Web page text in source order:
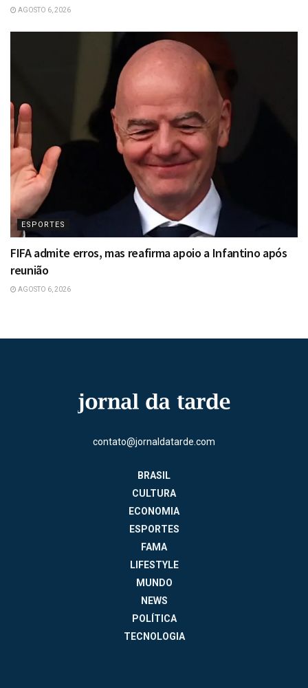
AGOSTO 6, 2026
ESPORTES
FIFA admite erros, mas reafirma apoio a Infantino após
reunião
AGOSTO 6, 2026
contato@jornaldatarde.com
BRASIL
CULTURA
ECONOMIA
ESPORTES
FAMA
LIFESTYLE
MUNDO
NEWS
POLÍTICA
TECNOLOGIA